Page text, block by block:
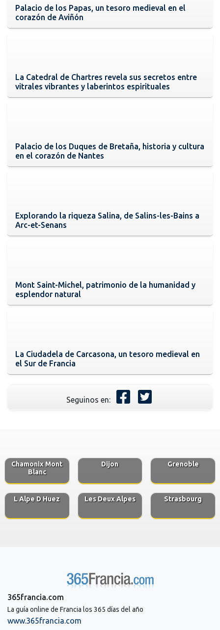
Palacio de los Papas, un tesoro medieval en el
corazón de Aviñón
La Catedral de Chartres revela sus secretos entre
vitrales vibrantes y laberintos espirituales
Palacio de los Duques de Bretaña, historia y cultura
en el corazón de Nantes
Explorando la riqueza Salina, de Salins-les-Bains a
Arc-et-Senans
Mont Saint-Michel, patrimonio de la humanidad y
esplendor natural
La Ciudadela de Carcasona, un tesoro medieval en
el Sur de Francia
Seguinos en:
Chamonix Mont
Blanc
Dijon Grenoble
L Alpe D Huez Les Deux Alpes Strasbourg
365francia.com
La guía online de Francia los 365 días del año
www.365francia.com